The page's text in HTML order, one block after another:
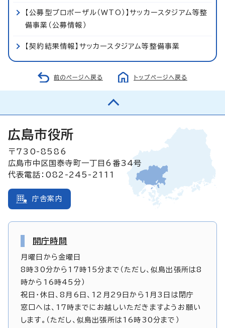
【公募型プロポーザル（WTO）】サッカースタジアム等整
備事業（公募情報）
【契約結果情報】サッカースタジアム等整備事業
前のページへ戻る トップページへ戻る
広島市役所
〒730-8586
広島市中区国泰寺町一丁目6番34号
代表電話：082-245-2111
庁舎案内
開庁時間
月曜日から金曜日
8時30分から17時15分まで（ただし、似島出張所は8
時から16時45分）
祝日・休日、8月6日、12月29日から1月3日は閉庁
窓口へは、17時までにお越しいただきますようお願い
します。（ただし、似島出張所は16時30分まで）